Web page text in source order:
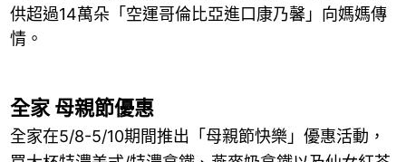
供超過14萬朵「空運哥倫比亞進口康乃馨」向媽媽傳
情。
全家 母親節優惠
全家在5/8-5/10期間推出「母親節快樂」優惠活動，